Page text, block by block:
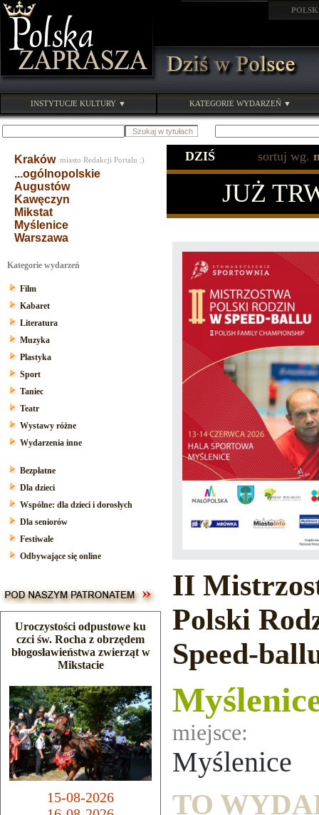
INSTYTUCJE KULTURY ▼ KATEGORIE WYDARZEŃ ▼
Kraków miasto Redakcji Portalu :)
...ogólnopolskie
Augustów
Kawęczyn
Mikstat
Myślenice
Warszawa
Kategorie wydarzeń
Film
Kabaret
Literatura
Muzyka
Plastyka
Sport
Taniec
Teatr
Wystawy różne
Wydarzenia inne
Bezpłatne
Dla dzieci
Wspólne: dla dzieci i dorosłych
Dla seniorów
Festiwale
Odbywające się online
Uroczystości odpustowe ku
czci św. Rocha z obrzędem
błogosławieństwa zwierząt w
Mikstacie
15-08-2026
DZIŚ sortuj wg.
JUŻ
II
Polski
Speed-
miejsce:
Myślenice
TO